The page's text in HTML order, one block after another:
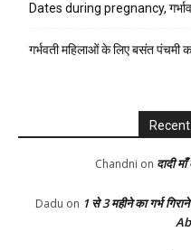
Dates during pregnancy,
गर्भवती महिलाओं के लिए बसंत पंचमी
Chandni on दादी
Dadu on 1 से 3 महीने का गर्भ